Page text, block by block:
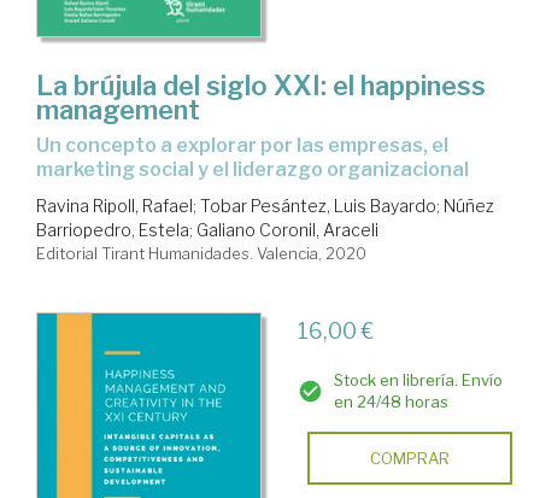
La brújula del siglo XXI: el happiness
management
Un concepto a explorar por las empresas, el
marketing social y el liderazgo organizacional
Ravina Ripoll, Rafael; Tobar Pesántez, Luis Bayardo; Núñez
Barriopedro, Estela; Galiano Coronil, Araceli
Editorial Tirant Humanidades. Valencia, 2020
16,00 €
Stock en librería. Envío
en 24/48 horas
COMPRAR